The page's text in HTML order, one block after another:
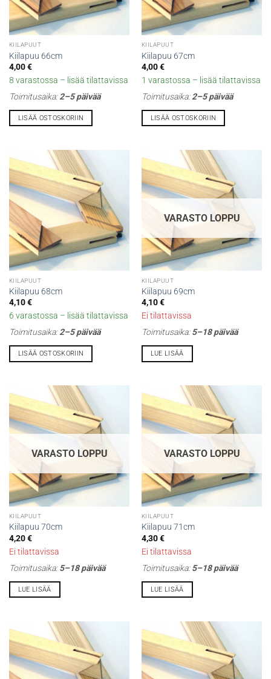
KIILAPUUT
Kiilapuu 66cm
4,00€
8 varastossa – lisää tilattavissa
Toimitusaika:2–5 päivää
LISÄÄ OSTOSKORIIN
KIILAPUUT
Kiilapuu 67cm
4,00€
1 varastossa – lisää tilattavissa
Toimitusaika:2–5 päivää
LISÄÄ OSTOSKORIIN
KIILAPUUT
Kiilapuu 68cm
4,10€
6 varastossa – lisää tilattavissa
Toimitusaika:2–5 päivää
LISÄÄ OSTOSKORIIN
VARASTO LOPPU
KIILAPUUT
Kiilapuu 69cm
4,10€
Ei tilattavissa
Toimitusaika:5–18 päivää
LUE LISÄÄ
VARASTO LOPPU
KIILAPUUT
Kiilapuu 70cm
4,20€
Ei tilattavissa
Toimitusaika:5–18 päivää
LUE LISÄÄ
VARASTO LOPPU
KIILAPUUT
Kiilapuu 71cm
4,30€
Ei tilattavissa
Toimitusaika:5–18 päivää
LUE LISÄÄ